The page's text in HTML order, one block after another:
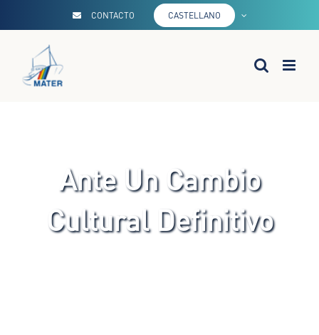
contenido
CONTACTO CASTELLANO
Ante Un Cambio
Cultural Definitivo